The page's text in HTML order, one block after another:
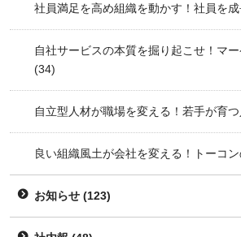
社員満足を高め組織を動かす！社員を
自社サービスの本質を掘り起こせ！マ
(34)
自立型人材が職場を変える！若手が育
良い組織風土が会社を変える！トーコ
お知らせ (123)